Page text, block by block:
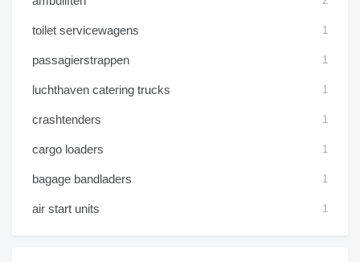
toilet servicewagens 1
passagierstrappen 1
luchthaven catering trucks 1
crashtenders 1
cargo loaders 1
bagage bandladers 1
air start units 1